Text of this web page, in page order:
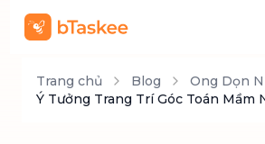
Trang chủ Blog
Ong Dọn
Ý Tưởng Trang Trí Góc Toán Mầm